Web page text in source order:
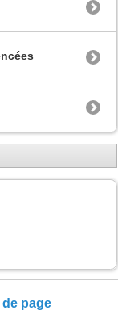
de page